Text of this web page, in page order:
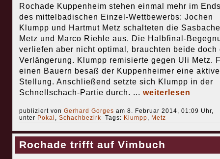
Rochade Kuppenheim stehen einmal mehr im
des mittelbadischen Einzel-Wettbewerbs: Jochen
Klumpp und Hartmut Metz schalteten die
Metz und Marco Riehle aus. Die Halbfinal-
verliefen aber nicht optimal, brauchten beide doch
Verlängerung. Klumpp remisierte gegen Uli Metz.
einen Bauern besaß der Kuppenheimer eine aktive
Stellung. Anschließend setzte sich Klumpp in der
Schnellschach-Partie durch. ... weiterlesen
publiziert von Gerhard Gorges am 8. Februar 2014, 01:09 Uhr,
unter Pokal , Schachbezirk Tags: Klumpp, Metz
Rochade trifft auf Vimbuch